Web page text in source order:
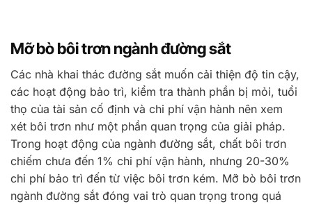
Mỡ bò bôi trơn ngành đường sắt
Các nhà khai thác đường sắt muốn cải thiện độ tin cậy,
các hoạt động bảo trì, kiểm tra thành phần bị mỏi, tuổi
thọ của tài sản cố định và chi phí vận hành nên xem
xét bôi trơn như một phần quan trọng của giải pháp.
Trong hoạt động của ngành đường sắt, chất bôi trơn
chiếm chưa đến 1% chi phí vận hành, nhưng 20-30%
chi phí bảo trì đến từ việc bôi trơn kém. Mỡ bò bôi trơn
ngành đường sắt đóng vai trò quan trọng trong quá